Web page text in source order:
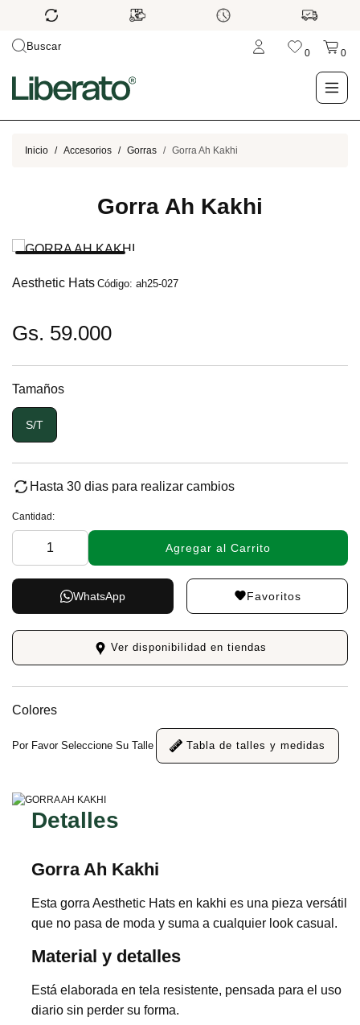
Buscar
0 0
LO NUEVO
BLOG
Inicio Accesorios Gorras Gorra Ah Kakhi
Gorra Ah Kakhi
Aesthetic Hats Código: ah25-027
Gs. 59.000
Tamaños
S/T
Hasta 30 dias para realizar cambios
Cantidad:
Agregar al Carrito
Favoritos
WhatsApp
Ver disponibilidad en tiendas
Colores
Por Favor Seleccione Su Talle Tabla de talles y medidas
Detalles
Gorra Ah Kakhi
Esta gorra Aesthetic Hats en kakhi es una pieza versátil
que no pasa de moda y suma a cualquier look casual.
Material y detalles
Está elaborada en tela resistente, pensada para el uso
diario sin perder su forma.